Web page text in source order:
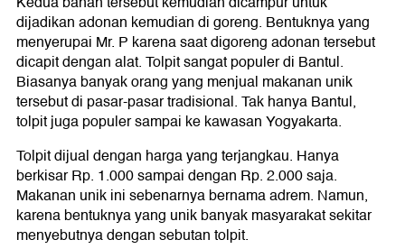
dijadikan adonan kemudian di goreng. Bentuknya yang
menyerupai Mr. P karena saat digoreng adonan tersebut
dicapit dengan alat. Tolpit sangat populer di Bantul.
Biasanya banyak orang yang menjual makanan unik
tersebut di pasar-pasar tradisional. Tak hanya Bantul,
tolpit juga populer sampai ke kawasan Yogyakarta.
Tolpit dijual dengan harga yang terjangkau. Hanya
berkisar Rp. 1.000 sampai dengan Rp. 2.000 saja.
Makanan unik ini sebenarnya bernama adrem. Namun,
karena bentuknya yang unik banyak masyarakat sekitar
menyebutnya dengan sebutan tolpit.